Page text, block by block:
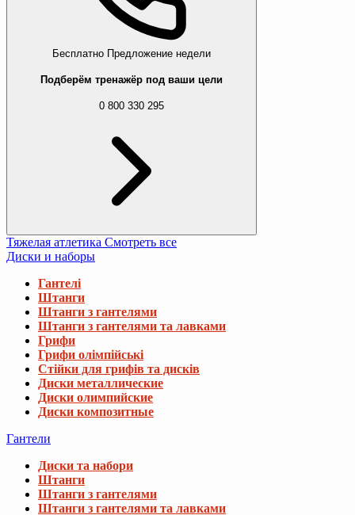
Бесплатно Предложение недели
Подберём тренажёр под ваши цели
0 800 330 295
Тяжелая атлетика Смотреть все
Диски и наборы
Гантелі
Штанги
Штанги з гантелями
Штанги з гантелями та лавками
Грифи
Грифи олімпійські
Стійки для грифів та дисків
Диски металлические
Диски олимпийские
Диски композитные
Гантели
Диски та набори
Штанги
Штанги з гантелями
Штанги з гантелями та лавками